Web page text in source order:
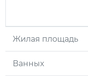
Жилая площадь
Ванных